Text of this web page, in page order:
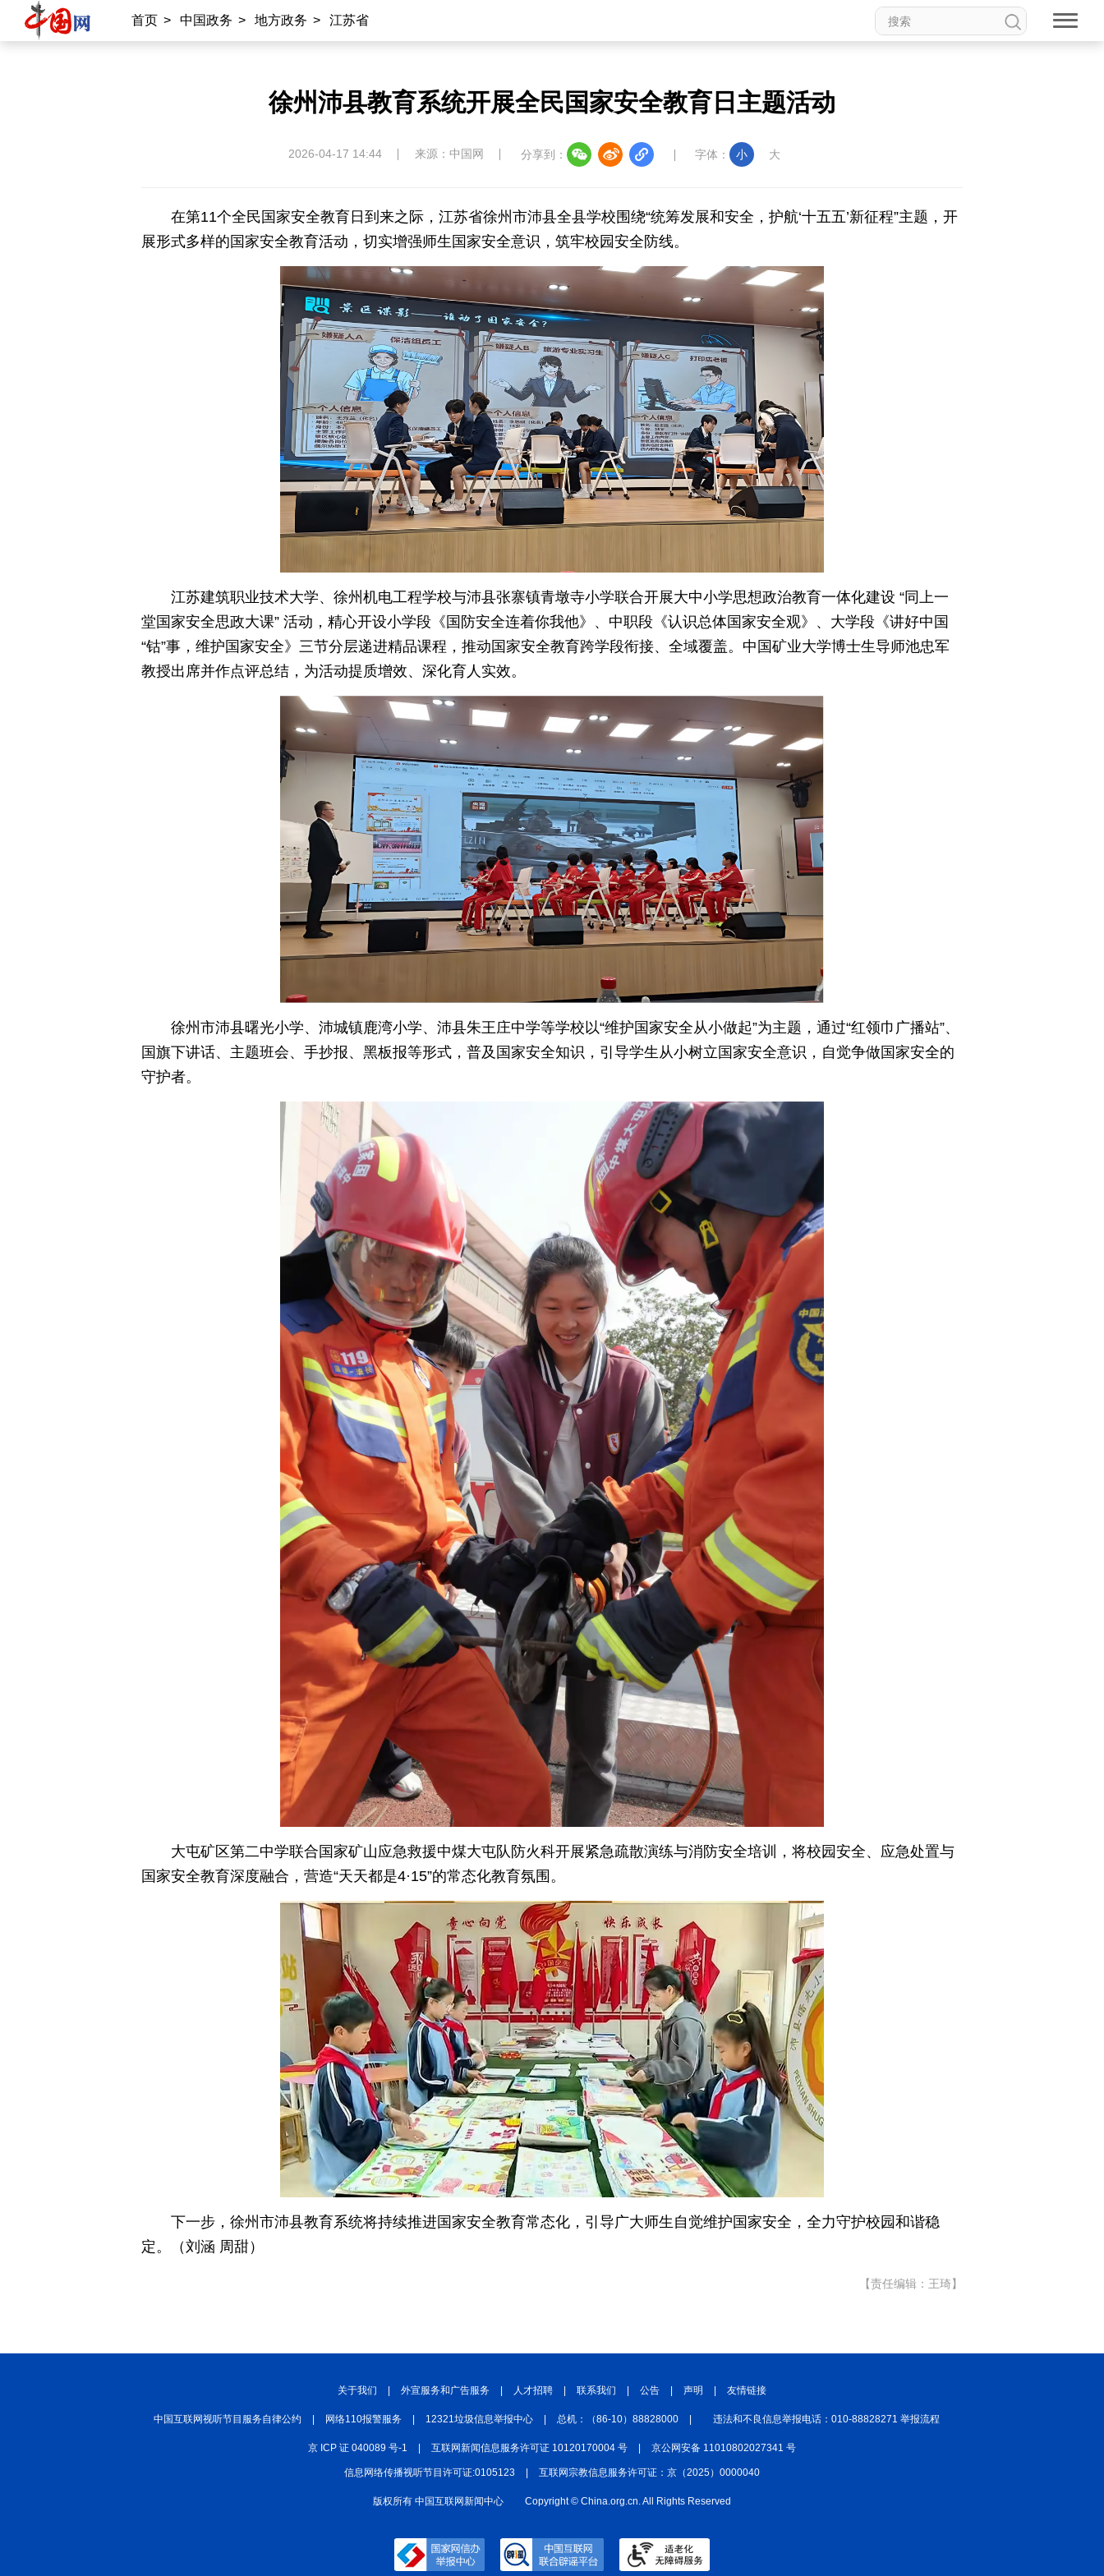
首页 > 中国政务 > 地方政务 > 江苏省
徐州沛县教育系统开展全民国家安全教育日主题活动
2026-04-17 14:44 来源：中国网 分享到： 字体： 小 大
在第11个全民国家安全教育日到来之际，江苏省徐州市沛县全县学校围绕“统筹发展和安全，护航‘十五五’新征程”主题，开
展形式多样的国家安全教育活动，切实增强师生国家安全意识，筑牢校园安全防线。
江苏建筑职业技术大学、徐州机电工程学校与沛县张寨镇青墩寺小学联合开展大中小学思想政治教育一体化建设 “同上一
堂国家安全思政大课” 活动，精心开设小学段《国防安全连着你我他》、中职段《认识总体国家安全观》、大学段《讲好中国
“钴”事，维护国家安全》三节分层递进精品课程，推动国家安全教育跨学段衔接、全域覆盖。中国矿业大学博士生导师池忠军
教授出席并作点评总结，为活动提质增效、深化育人实效。
徐州市沛县曙光小学、沛城镇鹿湾小学、沛县朱王庄中学等学校以“维护国家安全从小做起”为主题，通过“红领巾广播站”、
国旗下讲话、主题班会、手抄报、黑板报等形式，普及国家安全知识，引导学生从小树立国家安全意识，自觉争做国家安全的
守护者。
大屯矿区第二中学联合国家矿山应急救援中煤大屯队防火科开展紧急疏散演练与消防安全培训，将校园安全、应急处置与
国家安全教育深度融合，营造“天天都是4·15”的常态化教育氛围。
下一步，徐州市沛县教育系统将持续推进国家安全教育常态化，引导广大师生自觉维护国家安全，全力守护校园和谐稳
定。（刘涵 周甜）
【责任编辑：王琦】
关于我们 | 外宣服务和广告服务 | 人才招聘 | 联系我们 | 公告 | 声明 | 友情链接
中国互联网视听节目服务自律公约 | 网络110报警服务 | 12321垃圾信息举报中心 | 总机：（86-10）88828000 | 违法和不良信息举报电话：010-88828271 举报流程
京 ICP 证 040089 号-1 | 互联网新闻信息服务许可证 10120170004 号 | 京公网安备 11010802027341 号
信息网络传播视听节目许可证:0105123 | 互联网宗教信息服务许可证：京（2025）0000040
版权所有 中国互联网新闻中心 Copyright © China.org.cn. All Rights Reserved